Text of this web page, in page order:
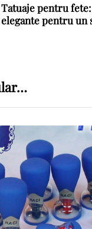
Tatuaje pentru
elegante pentru un